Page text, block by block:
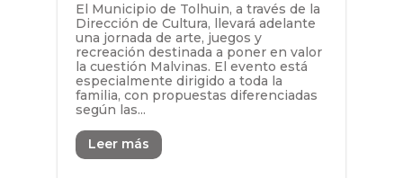
El Municipio de Tolhuin, a través de la
Dirección de Cultura, llevará adelante
una jornada de arte, juegos y
recreación destinada a poner en valor
la cuestión Malvinas. El evento está
especialmente dirigido a toda la
familia, con propuestas diferenciadas
según las...
Leer más